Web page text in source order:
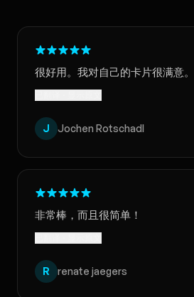
很好用。我对自己的卡片很满意。
J Jochen Rotschadl
非常棒，而且很简单！
R renate jaegers